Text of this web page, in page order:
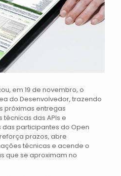
em 19 de novembro, o
do Desenvolvedor, trazendo
próximas entregas
das APIs e
participantes do Open
prazos, abre
técnicas e acende o
que se aproximam no